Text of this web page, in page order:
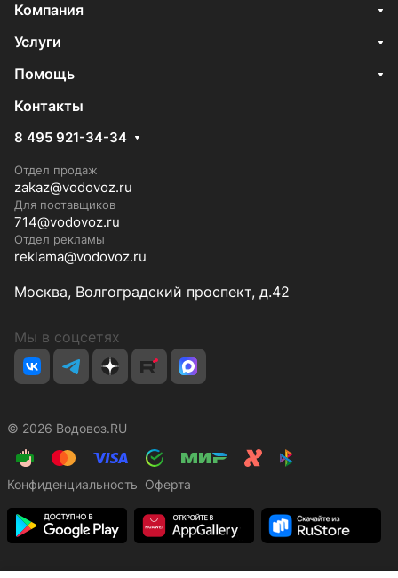
Компания
Услуги
Помощь
Контакты
8 495 921-34-34
Отдел продаж
zakaz@vodovoz.ru
Для поставщиков
714@vodovoz.ru
Отдел рекламы
reklama@vodovoz.ru
Москва, Волгоградский проспект, д.42
Мы в соцсетях
© 2026 Водовоз.RU
Конфиденциальность Оферта